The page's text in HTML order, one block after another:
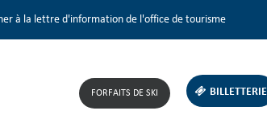
à la lettre d'information de l'office de tourisme
FORFAITS DE SKI
BILLETTERIE